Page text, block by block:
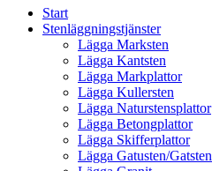
Start
Stenläggningstjänster
Lägga Marksten
Lägga Kantsten
Lägga Markplattor
Lägga Kullersten
Lägga Naturstensplattor
Lägga Betongplattor
Lägga Skifferplattor
Lägga Gatusten/Gatsten